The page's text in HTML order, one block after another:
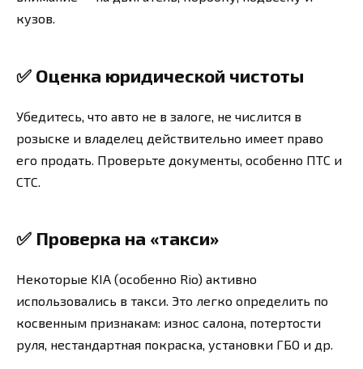
кузов.
✅ Оценка юридической чистоты
Убедитесь, что авто не в залоге, не числится в
розыске и владелец действительно имеет право
его продать. Проверьте документы, особенно ПТС и
СТС.
✅ Проверка на «такси»
Некоторые KIA (особенно Rio) активно
использовались в такси. Это легко определить по
косвенным признакам: износ салона, потертости
руля, нестандартная покраска, установки ГБО и др.